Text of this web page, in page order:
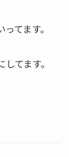
てます。
てます。